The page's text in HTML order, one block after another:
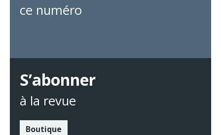
ce numéro
S’abonner
à la revue
Boutique